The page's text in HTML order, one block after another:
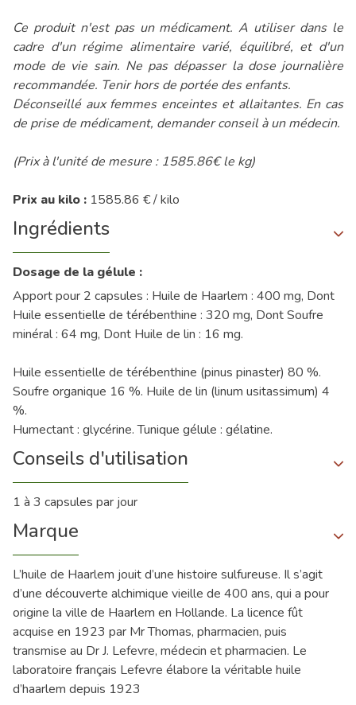
Ce produit n'est pas un médicament. A utiliser dans le
cadre d'un régime alimentaire varié, équilibré, et d'un
mode de vie sain. Ne pas dépasser la dose journalière
recommandée. Tenir hors de portée des enfants.
Déconseillé aux femmes enceintes et allaitantes. En cas
de prise de médicament, demander conseil à un médecin.
(Prix à l'unité de mesure : 1585.86€ le kg)
Prix au kilo : 1585.86 € / kilo
Ingrédients
Dosage de la gélule :
Apport pour 2 capsules : Huile de Haarlem : 400 mg, Dont
Huile essentielle de térébenthine : 320 mg, Dont Soufre
minéral : 64 mg, Dont Huile de lin : 16 mg.
Huile essentielle de térébenthine (pinus pinaster) 80 %.
Soufre organique 16 %. Huile de lin (linum usitassimum) 4
%.
Humectant : glycérine. Tunique gélule : gélatine.
Conseils d'utilisation
1 à 3 capsules par jour
Marque
L’huile de Haarlem jouit d’une histoire sulfureuse. Il s’agit
d’une découverte alchimique vieille de 400 ans, qui a pour
origine la ville de Haarlem en Hollande. La licence fût
acquise en 1923 par Mr Thomas, pharmacien, puis
transmise au Dr J. Lefevre, médecin et pharmacien. Le
laboratoire français Lefevre élabore la véritable huile
d’haarlem depuis 1923